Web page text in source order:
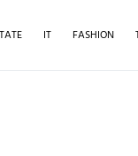
IT FASHION